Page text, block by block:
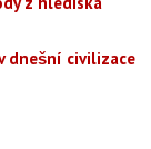
dnešní civilizace